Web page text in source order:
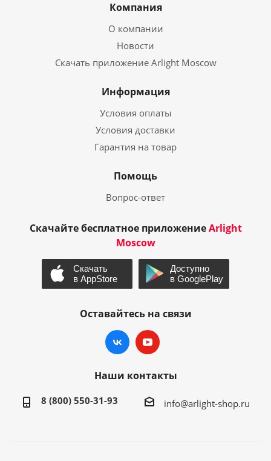
Компания
О компании
Новости
Скачать приложение Arlight Moscow
Информация
Условия оплаты
Условия доставки
Гарантия на товар
Помощь
Вопрос-ответ
Скачайте бесплатное приложениеArlight
Moscow
Оставайтесь на связи
Наши контакты
8 (800) 550-31-93 info@arlight-shop.ru